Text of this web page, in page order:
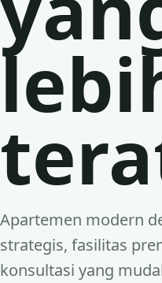
Apartemen modern
strategis, fasilitas
konsultasi yang